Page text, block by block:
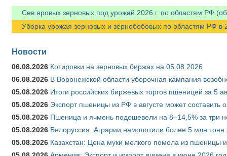
Сев яровых зерновых под урожай 2026 г. по областям РФ
Уборка урожая зерновых и зернобобовых по областям РФ в
Новости
06.08.2026 Котировки на зерновых биржах на 05.08.2026
06.08.2026 В Воронежской области уборочная кампания
05.08.2026 Итоги российских биржевых торгов пшеницей за 5
05.08.2026 Экспорт пшеницы из РФ в августе может составить
05.08.2026 Пшеница и ячмень подешевели на 8–14,5% за три
05.08.2026 Белоруссия: Аграрии намолотили более 5 млн тонн
05.08.2026 Казахстан: Цена муки мелкого помола из пшеницы